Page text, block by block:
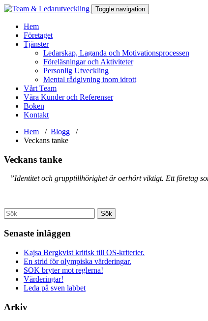
Toggle navigation
Hem
Företaget
Tjänster
Ledarskap, Laganda och Motivationsprocessen
Föreläsningar och Aktiviteter
Personlig Utveckling
Mental rådgivning inom idrott
Vårt Team
Våra Kunder och Referenser
Boken
Kontakt
Hem / Blogg /
Veckans tanke
Veckans tanke
”Identitet och grupptillhörighet är oerhört viktigt. Ett företag
Senaste inläggen
Kajsa Bergkvist kritisk till OS-kriterier.
En strid för olympiska värderingar.
SOK bryter mot reglerna!
Värderingar!
Leda på sven labbet
Arkiv